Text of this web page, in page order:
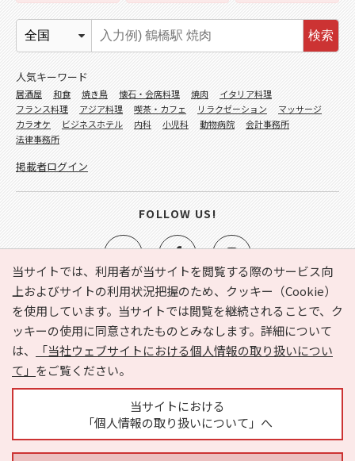
当サイトでは、利用者が当サイトを閲覧する際のサービス向
上およびサイトの利用状況把握のため、クッキー（Cookie）
を使用しています。当サイトでは閲覧を継続されることで、ク
ッキーの使用に同意されたものとみなします。詳細について
は、
「当社ウェブサイトにおける個人情報の取り扱いについ
て」 をご覧ください。
当サイトにおける
「個人情報の取り扱いについて」へ
e-NAVITA（イーナビタ）とは？ お気に入り
ヘルプ
利用規約
個人情報の取り扱いについて
運営会社
サイトマップ
広告掲載に関するお問い合わせ
検索
人気キーワード
居酒屋 和食 焼き鳥 懐石・会席料理 焼肉
イタリア料理
フランス料理
アジア料理 喫茶・カフェ リラクゼーション
マッサージ
カラオケ
ビジネスホテル 内科 小児科 動物病院
会計事務所
法律事務所
掲載者ログイン
FOLLOW US!